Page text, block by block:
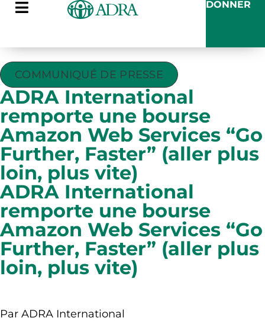
DONNER
COMMUNIQUÉ DE PRESSE
ADRA International
remporte une bourse
Amazon Web Services “Go
Further, Faster” (aller plus
loin, plus vite)
ADRA International
remporte une bourse
Amazon Web Services “Go
Further, Faster” (aller plus
loin, plus vite)
Par ADRA International